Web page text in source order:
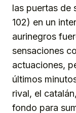
las puertas de
102) en un
aurinegros
sensaciones
actuaciones,
últimos
rival, el
fondo para